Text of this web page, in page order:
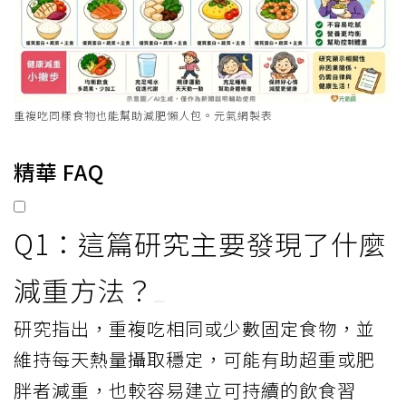
重複吃同樣食物也能幫助減肥懶人包。元氣網製表
精華 FAQ
Q1：這篇研究主要發現了什麼
減重方法？
研究指出，重複吃相同或少數固定食物，並
維持每天熱量攝取穩定，可能有助超重或肥
胖者減重，也較容易建立可持續的飲食習